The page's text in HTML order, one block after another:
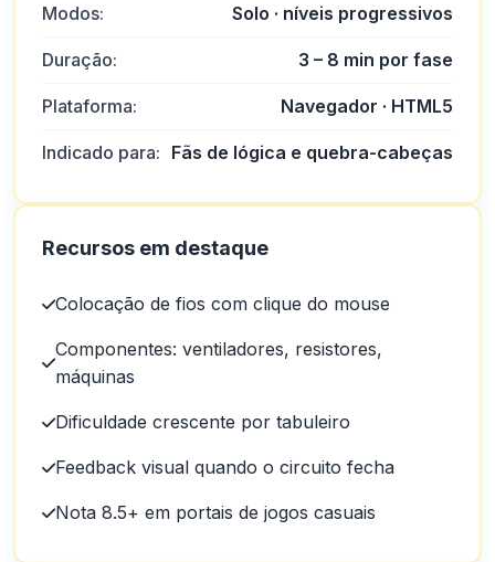
Modos: Solo · níveis progressivos
Duração: 3 – 8 min por fase
Plataforma: Navegador · HTML5
Indicado para: Fãs de lógica e quebra-cabeças
Recursos em destaque
Colocação de fios com clique do mouse
Componentes: ventiladores, resistores,
máquinas
Dificuldade crescente por tabuleiro
Feedback visual quando o circuito fecha
Nota 8.5+ em portais de jogos casuais